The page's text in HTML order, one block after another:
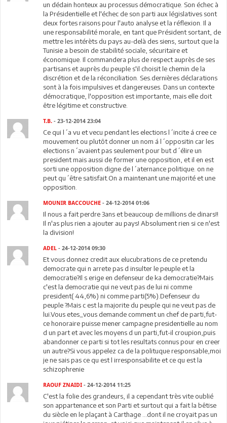
un dédain honteux au processus démocratique. Son échec à
la Présidentielle et l'échec de son parti aux législatives sont
deux fortes raisons pour l'auto analyse et la réflexion. Il a
une responsabilité morale, en tant que Président sortant, de
mettre les intérèts du pays au-delà des siens, surtout que la
Tunisie a besoin de stabilité sociale, sécuritaire et
économique. Il commandera plus de respect auprès de ses
partisans et auprès du peuple s'il choisit le chemin de la
discrétion et de la réconciliation. Ses.dernières déclarations
sont à la fois impulsives et dangereuses. Dans un contexte
démocratique, l'opposition est importante, mais elle doit
être légitime et constructive.
T.B. - 23-12-2014 23:04
Ce qui l´a vu et vecu pendant les elections l´incite á cree ce
mouvement ou plutôt donner un nom á l´oppositin car les
elections n´avaient pas seulement pour but d´élire un
president mais aussi de former une opposition, et il en est
sorti une opposition digne de l´aternance politique. on ne
peut qu´être satisfait.On a maintenant une majorité et une
opposition.
MOUNIR BACCOUCHE - 24-12-2014 01:06
Il nous a fait perdre 3ans et beaucoup de millions de dinars!!
Il n'as plus rien a ajouter au pays! Absolument rien si ce n'est
la division!
ADEL - 24-12-2014 09:30
Et vous donnez credit aux elucubrations de ce pretendu
democrate qui n arrete pas d insulter le peuple et la
democratie?Il s erige en defenseur de ka democratie?Mais
c'est la democratie qui ne veut pas de lui ni comme
president( 44,6%) ni comme parti(5%).Defenseur du
peuple ?Mais c est la majorite du peuple qui ne veut pas de
lui.Vous etes_vous demande comment un chef de parti,fut-
ce honoraire puisse mener campagne presidentielle au nom
d un part et avec les moyens d un parti,fut-il croupion,puis
abandonner ce parti si tot les resultats connus pour en creer
un autre?Si vous appelez ca de la polituque responsable,moi
je ne sais pas ce qu est l irresponsabilite et ce qu est la
schizophrenie
RAOUF ZNAIDI - 24-12-2014 11:25
C'est la folie des grandeurs, il a cependant très vite oublié
son appartenance et son Parti et surtout qui a fait la bêtise
du siècle en le plaçant à Carthage ...dont il ne croyait pas un